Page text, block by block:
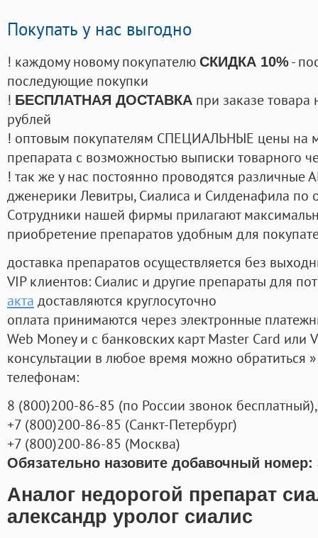
Покупать у нас выгодно
! каждому новому покупателю СКИДКА 10%-
последующие покупки
! БЕСПЛАТНАЯ ДОСТАВКА при заказе
рублей
! оптовым покупателям СПЕЦИАЛЬНЫЕ цены на
препарата с возможностью выписки товарного
! так же у нас постоянно проводятся
дженерики Левитры, Сиалиса и Силденафила по
Cотрудники нашей фирмы прилагают
приобретение препаратов удобным для
доставка препаратов осуществляется без
VIP клиентов: Сиалис и другие препараты для
акта доставляются круглосуточно
оплата принимаются через электронные
Web Money и с банковских карт Master Card или
консультации в любое время можно обратиться
телефонам:
8 (800)200-86-85 (по России звонок бесплатный),
+7 (800)200-86-85 (Санкт-Петербург)
+7 (800)200-86-85 (Москва)
Обязательно назовите добавочный номер:
Аналог недорогой препарат
александр уролог сиалис